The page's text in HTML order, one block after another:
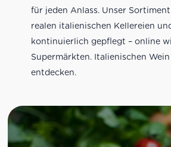
für jeden Anlass. Unser
realen italienischen Kellereien
kontinuierlich gepflegt – online
Supermärkten. Italienischen
entdecken.